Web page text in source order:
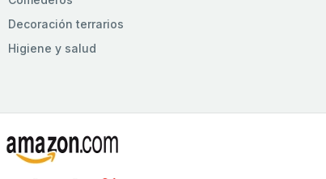
Decoración terrarios
Higiene y salud